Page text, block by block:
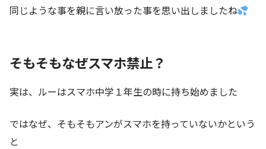
同じような事を親に言い放った事を思い出しましたね
そもそもなぜスマホ禁止？
実は、ルーはスマホ中学１年生の時に持ち始めました
ではなぜ、そもそもアンがスマホを持っていないかという
と